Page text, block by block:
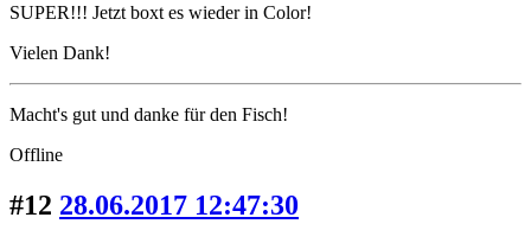
SUPER!!! Jetzt boxt es wieder in Color!
Vielen Dank!
Macht's gut und danke für den Fisch!
Offline
#12 28.06.2017 12:47:30